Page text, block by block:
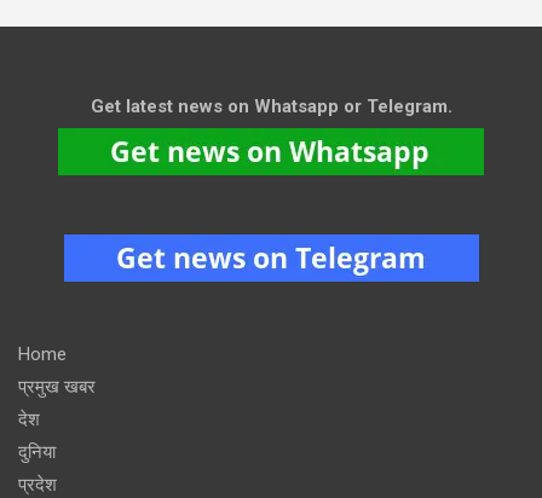
Get latest news on Whatsapp or Telegram.
Home
प्रमुख खबर
देश
दुनिया
प्रदेश